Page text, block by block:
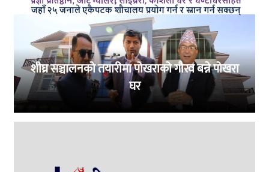
शीघ्र सञ्चालनको तयारीमा पोखराको गौरव बन्ने पोखरा
घर